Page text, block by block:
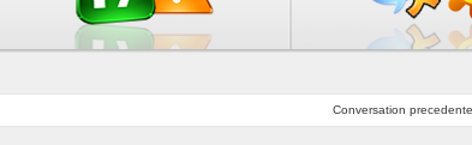
Conversation precedente